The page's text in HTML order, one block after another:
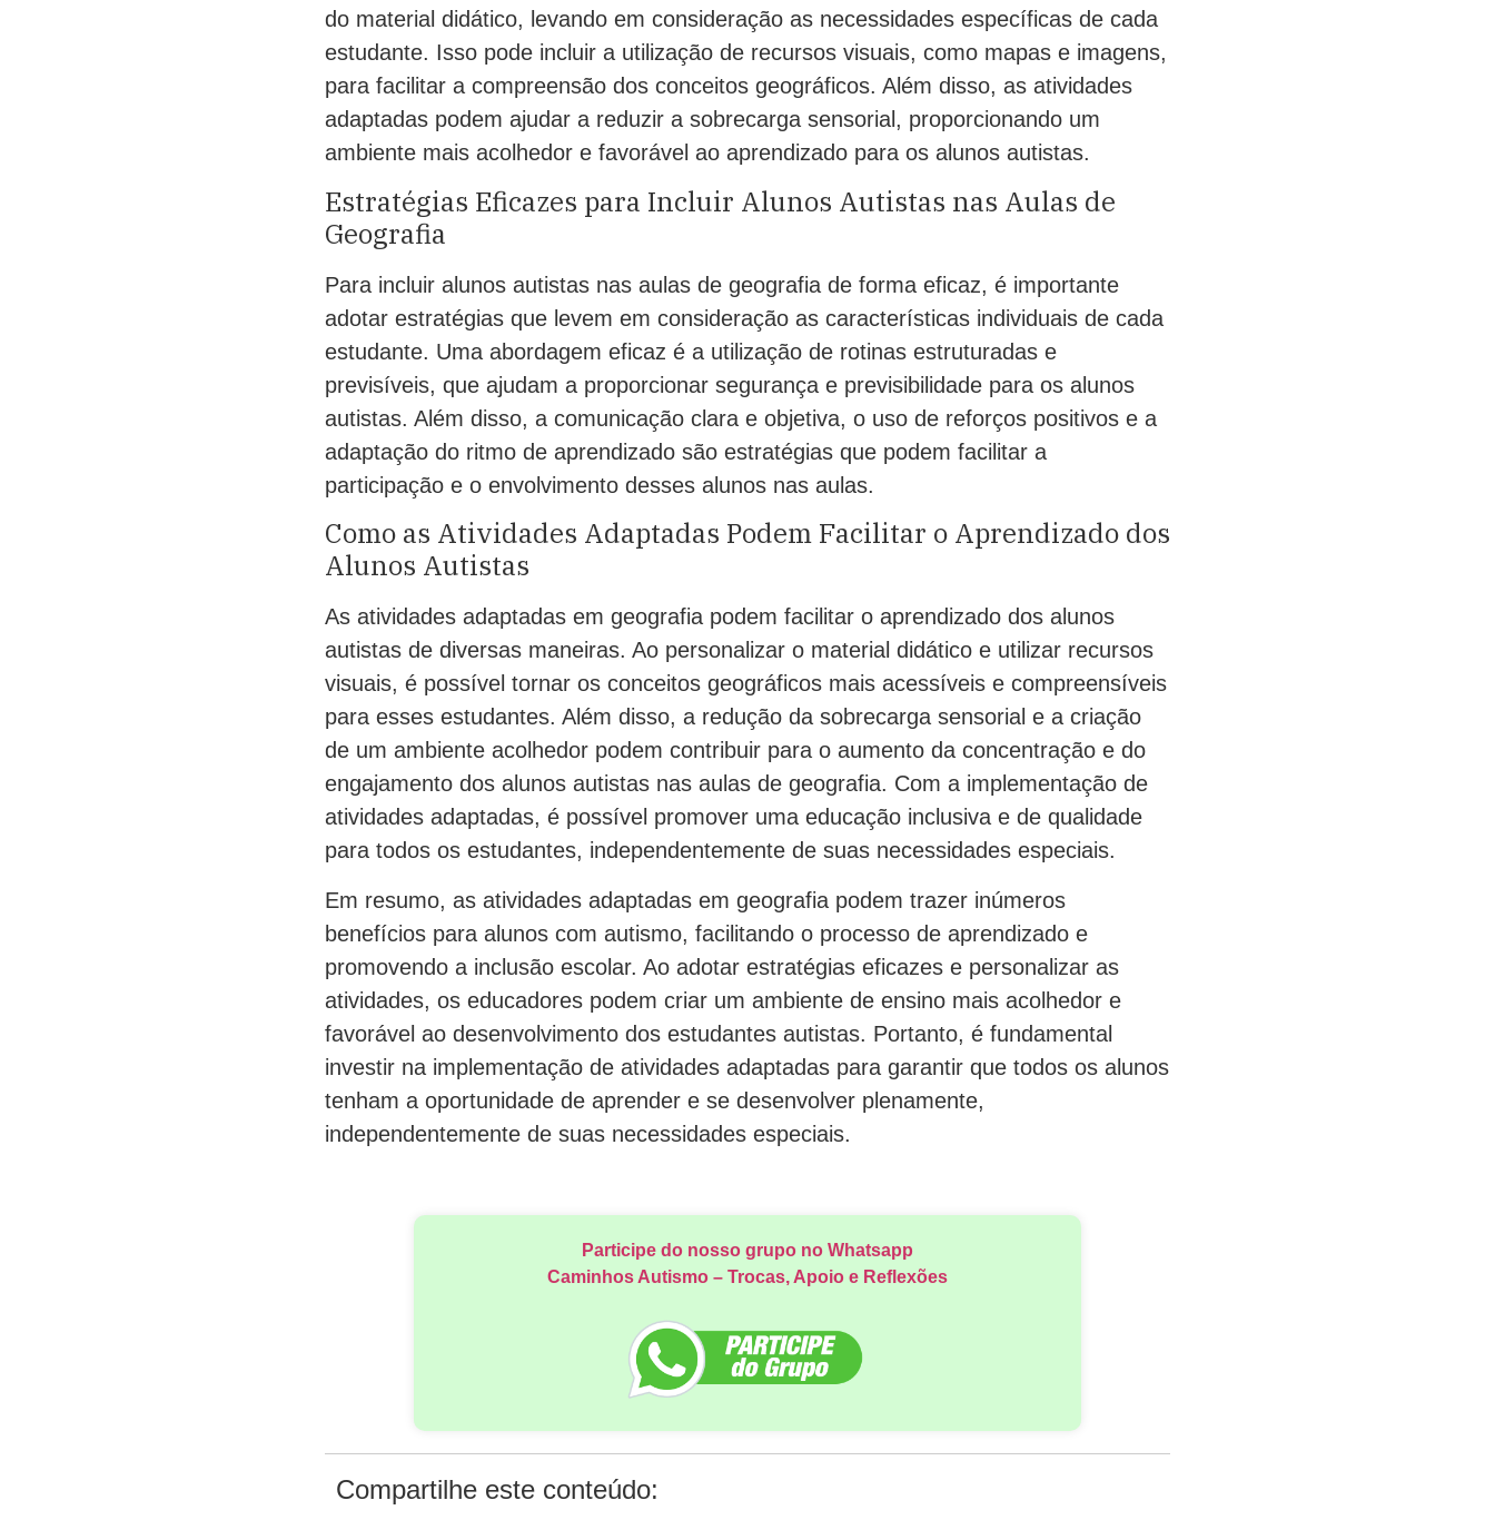
do material didático, levando em consideração as necessidades específicas de cada
estudante. Isso pode incluir a utilização de recursos visuais, como mapas e imagens,
para facilitar a compreensão dos conceitos geográficos. Além disso, as atividades
adaptadas podem ajudar a reduzir a sobrecarga sensorial, proporcionando um
ambiente mais acolhedor e favorável ao aprendizado para os alunos autistas.
Estratégias Eficazes para Incluir Alunos Autistas nas Aulas de
Geografia
Para incluir alunos autistas nas aulas de geografia de forma eficaz, é importante
adotar estratégias que levem em consideração as características individuais de cada
estudante. Uma abordagem eficaz é a utilização de rotinas estruturadas e
previsíveis, que ajudam a proporcionar segurança e previsibilidade para os alunos
autistas. Além disso, a comunicação clara e objetiva, o uso de reforços positivos e a
adaptação do ritmo de aprendizado são estratégias que podem facilitar a
participação e o envolvimento desses alunos nas aulas.
Como as Atividades Adaptadas Podem Facilitar o Aprendizado dos
Alunos Autistas
As atividades adaptadas em geografia podem facilitar o aprendizado dos alunos
autistas de diversas maneiras. Ao personalizar o material didático e utilizar recursos
visuais, é possível tornar os conceitos geográficos mais acessíveis e compreensíveis
para esses estudantes. Além disso, a redução da sobrecarga sensorial e a criação
de um ambiente acolhedor podem contribuir para o aumento da concentração e do
engajamento dos alunos autistas nas aulas de geografia. Com a implementação de
atividades adaptadas, é possível promover uma educação inclusiva e de qualidade
para todos os estudantes, independentemente de suas necessidades especiais.
Em resumo, as atividades adaptadas em geografia podem trazer inúmeros
benefícios para alunos com autismo, facilitando o processo de aprendizado e
promovendo a inclusão escolar. Ao adotar estratégias eficazes e personalizar as
atividades, os educadores podem criar um ambiente de ensino mais acolhedor e
favorável ao desenvolvimento dos estudantes autistas. Portanto, é fundamental
investir na implementação de atividades adaptadas para garantir que todos os alunos
tenham a oportunidade de aprender e se desenvolver plenamente,
independentemente de suas necessidades especiais.
Participe do nosso grupo no Whatsapp
Caminhos Autismo – Trocas, Apoio e Reflexões
Compartilhe este conteúdo: